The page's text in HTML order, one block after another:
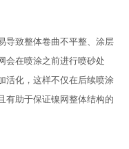
导致整体卷曲不平整、涂层
会在喷涂之前进行喷砂处
活化，这样不仅在后续喷涂
有助于保证镍网整体结构的